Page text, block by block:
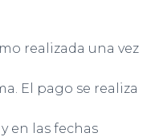
realizada una vez
El pago se realiza
en las fechas